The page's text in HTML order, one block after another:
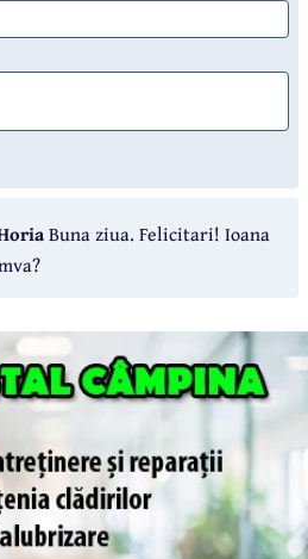
Buna ziua. Felicitari! Ioana